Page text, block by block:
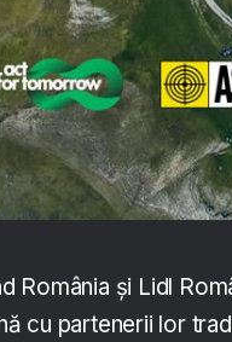
România și Lidl
cu partenerii lor